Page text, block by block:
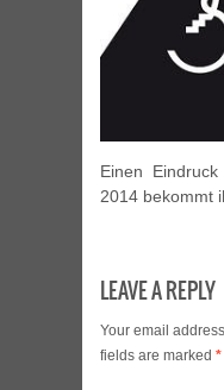
Einen
2014 bekommt
LEAVE A REPLY
Your email
fields are marked *